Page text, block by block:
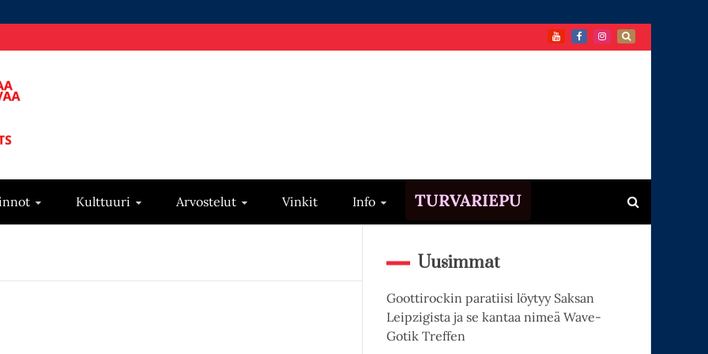
Kulttuuri Arvostelut Vinkit Info TURVARIEPU
Uusimmat
Goottirockin paratiisi löytyy Saksan
Leipzigista ja se kantaa nimeä Wave-
Gotik Treffen